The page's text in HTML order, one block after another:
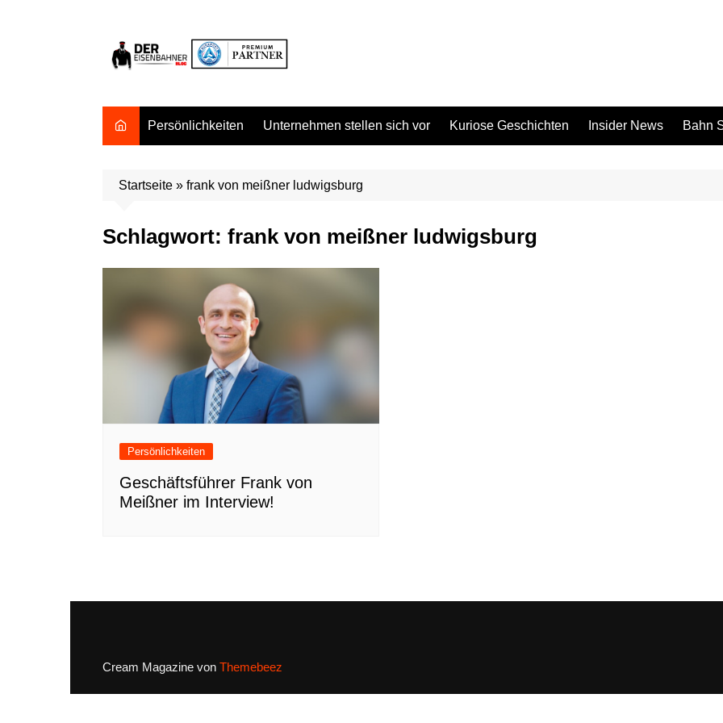
Persönlichkeiten Unternehmen stellen sich vor Kuriose Geschichten Insider News Bahn
Startseite » frank von meißner ludwigsburg
Schlagwort: frank von meißner ludwigsburg
Persönlichkeiten
Geschäftsführer Frank von
Meißner im Interview!
Cream Magazine von Themebeez